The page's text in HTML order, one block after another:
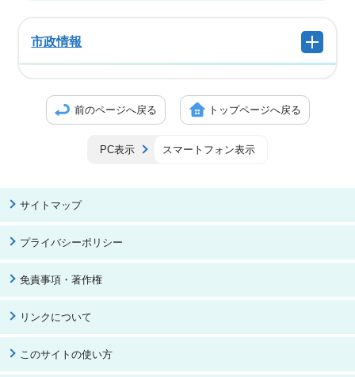
市政情報
前のページへ戻る トップページへ戻る
PC表示 スマートフォン表示
サイトマップ
プライバシーポリシー
免責事項・著作権
リンクについて
このサイトの使い方